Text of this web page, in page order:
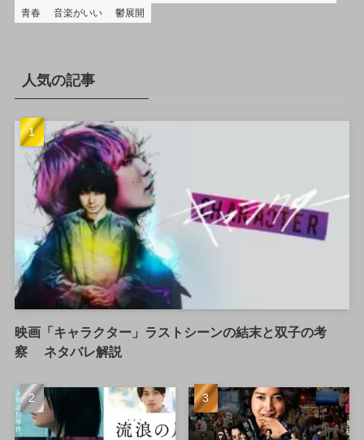
青春
音楽がいい 鬱展開
人気の記事
映画「キャラクター」ラストシーンの結末と双子の考
察 ネタバレ解説